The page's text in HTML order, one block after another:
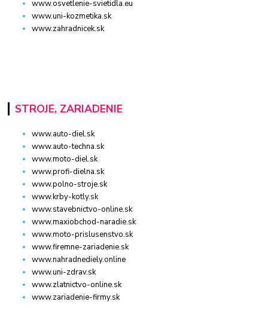
www.osvetlenie-svietidla.eu
www.uni-kozmetika.sk
www.zahradnicek.sk
STROJE, ZARIADENIE
www.auto-diel.sk
www.auto-techna.sk
www.moto-diel.sk
www.profi-dielna.sk
www.polno-stroje.sk
www.krby-kotly.sk
www.stavebnictvo-online.sk
www.maxiobchod-naradie.sk
www.moto-prislusenstvo.sk
www.firemne-zariadenie.sk
www.nahradnediely.online
www.uni-zdrav.sk
www.zlatnictvo-online.sk
www.zariadenie-firmy.sk